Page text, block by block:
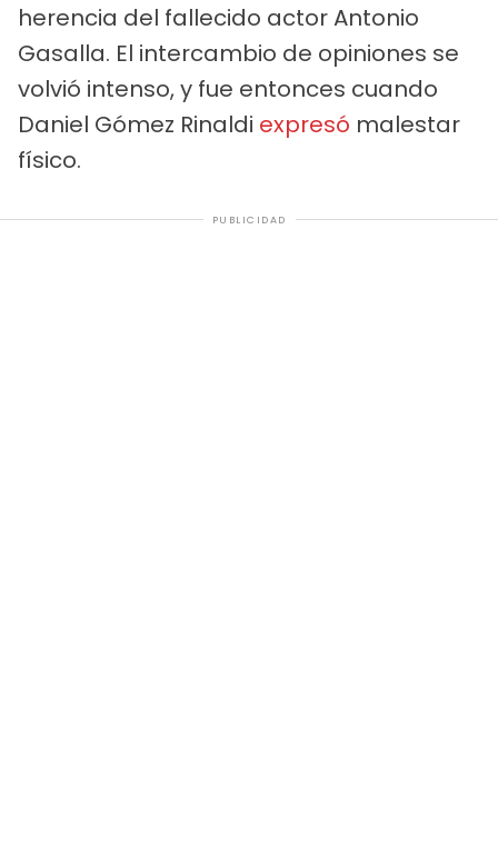
herencia del fallecido actor Antonio
Gasalla. El intercambio de opiniones se
volvió intenso, y fue entonces cuando
Daniel Gómez Rinaldi expresó malestar
físico.
PUBLICIDAD